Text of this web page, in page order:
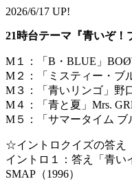
2026/6/17 UP!
21時台テーマ『青いぞ！
M１：「B・BLUE」
M２：「ミスティー・ブ
M３：「青いリンゴ」野
M４：「青と夏」Mrs.
M５：「サマータイム ブ
☆イントロクイズの答え
イントロ１：答え「青い